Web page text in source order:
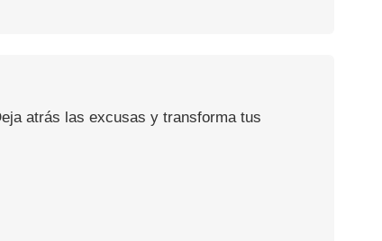
atrás las excusas y transforma tus